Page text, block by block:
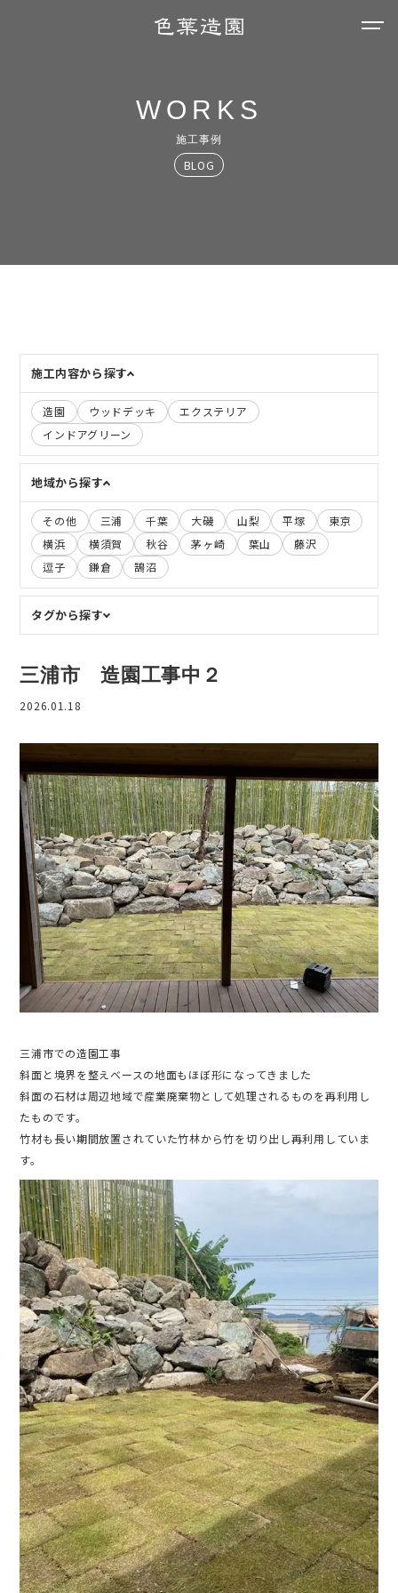
WORKS
施工事例
BLOG
施工内容から探す
造園 ウッドデッキ
エクステリア
インドアグリーン
地域から探す
その他 三浦 千葉 大磯 山梨 平塚
東京
横浜
横須賀 秋谷 茅ヶ崎 葉山
藤沢
逗子
鎌倉 鵠沼
タグから探す
三浦市 造園工事中２
2026.01.18
三浦市での造園工事
斜面と境界を整えベースの地面もほぼ形になってきました
斜面の石材は周辺地域で産業廃棄物として処理されるものを再利用し
たものです。
竹材も長い期間放置されていた竹林から竹を切り出し再利用していま
す。